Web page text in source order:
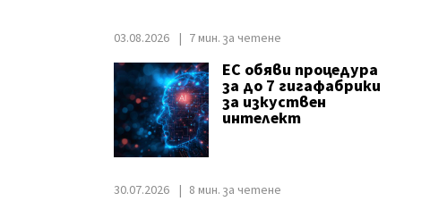
03.08.2026 7 мин. за четене
ЕС обяви процедура
за до 7 гигафабрики
за изкуствен
интелект
30.07.2026 8 мин. за четене